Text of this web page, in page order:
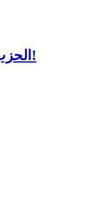
الحزب القومي الاجتماعي حزب.. أجنبي!